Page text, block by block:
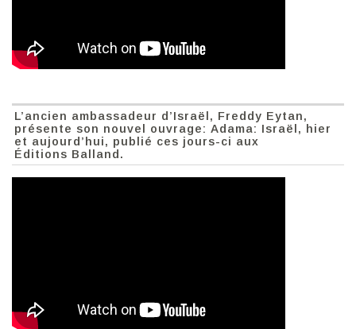
L’ancien ambassadeur d’Israël, Freddy Eytan,
présente son nouvel ouvrage: Adama: Israël, hier
et aujourd’hui, publié ces jours-ci aux
Éditions Balland.